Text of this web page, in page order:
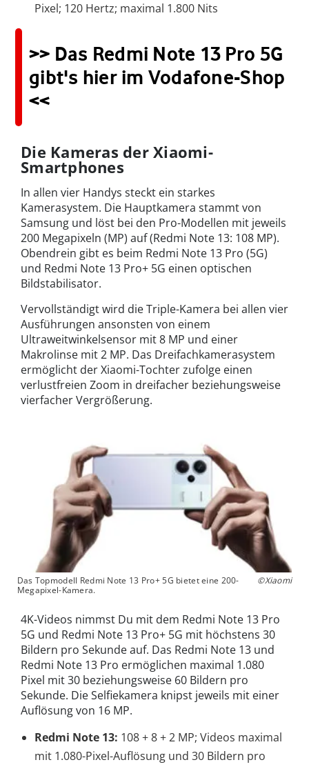
Pixel; 120 Hertz; maximal 1.800 Nits
>> Das Redmi Note 13 Pro 5G
gibt's hier im Vodafone-Shop
<<
Die Kameras der Xiaomi-
Smartphones
In allen vier Handys steckt ein starkes
Kamerasystem. Die Hauptkamera stammt von
Samsung und löst bei den Pro-Modellen mit jeweils
200 Megapixeln (MP) auf (Redmi Note 13: 108 MP).
Obendrein gibt es beim Redmi Note 13 Pro (5G)
und Redmi Note 13 Pro+ 5G einen optischen
Bildstabilisator.
Vervollständigt wird die Triple-Kamera bei allen vier
Ausführungen ansonsten von einem
Ultraweitwinkelsensor mit 8 MP und einer
Makrolinse mit 2 MP. Das Dreifachkamerasystem
ermöglicht der Xiaomi-Tochter zufolge einen
verlustfreien Zoom in dreifacher beziehungsweise
vierfacher Vergrößerung.
Das Topmodell Redmi Note 13 Pro+ 5G bietet eine 200-
Megapixel-Kamera.
©Xiaomi
4K-Videos nimmst Du mit dem Redmi Note 13 Pro
5G und Redmi Note 13 Pro+ 5G mit höchstens 30
Bildern pro Sekunde auf. Das Redmi Note 13 und
Redmi Note 13 Pro ermöglichen maximal 1.080
Pixel mit 30 beziehungsweise 60 Bildern pro
Sekunde. Die Selfiekamera knipst jeweils mit einer
Auflösung von 16 MP.
Redmi Note 13: 108 + 8 + 2 MP; Videos maximal
mit 1.080-Pixel-Auflösung und 30 Bildern pro